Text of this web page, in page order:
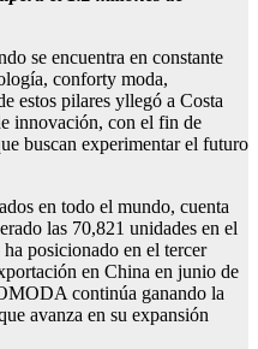
se encuentra en constante
conforty moda,
estos pilares yllegó a Costa
innovación, con el fin de
buscan experimentar el futuro
en todo el mundo, cuenta
las 70,821 unidades en el
posicionado en el tercer
en China en junio de
continúa ganando la
avanza en su expansión